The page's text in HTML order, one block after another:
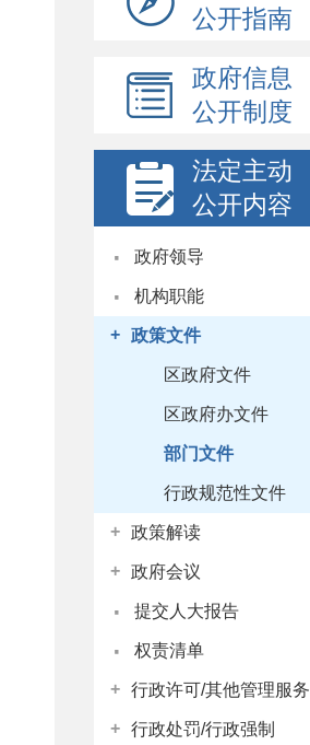
公开指南
政府信息
公开制度
法定主动
公开内容
· 政府领导
· 机构职能
+ 政策文件
区政府文件
区政府办文件
部门文件
行政规范性文件
+ 政策解读
+ 政府会议
· 提交人大报告
· 权责清单
+ 行政许可/其他管理服务
+ 行政处罚/行政强制